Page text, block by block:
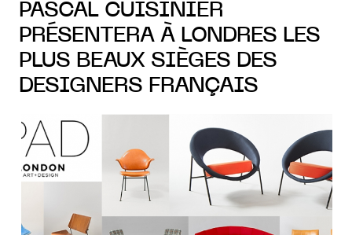
PASCAL CUISINIER
PRÉSENTERA À LONDRES LES
PLUS BEAUX SIÈGES DES
DESIGNERS FRANÇAIS